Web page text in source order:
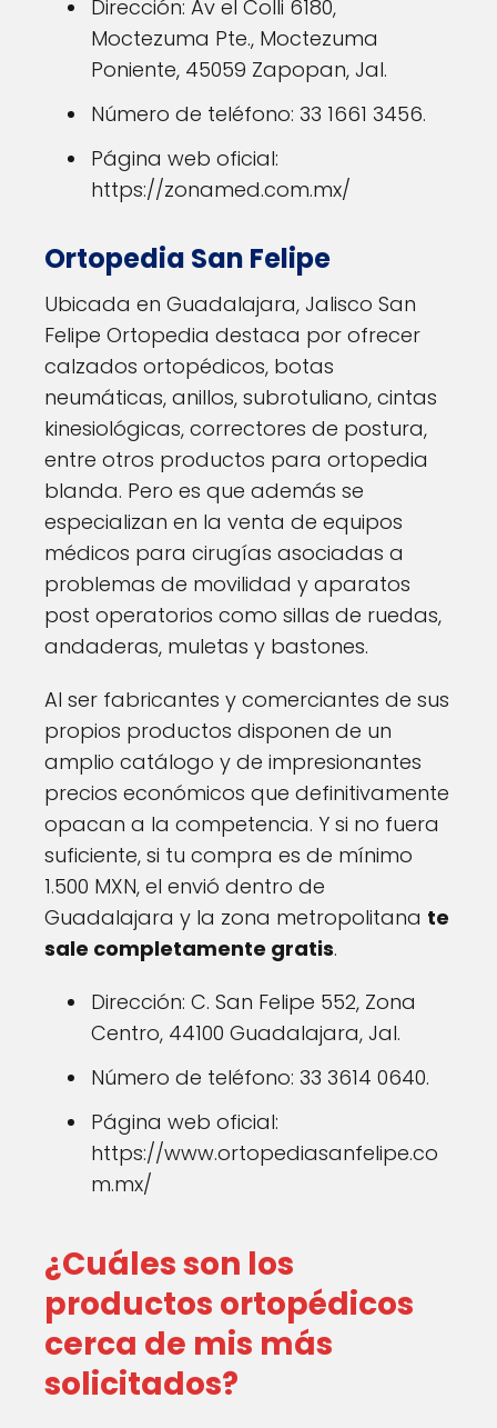
Dirección: Av el Colli 6180,
Moctezuma Pte., Moctezuma
Poniente, 45059 Zapopan, Jal.
Número de teléfono: 33 1661 3456.
Página web oficial:
https://zonamed.com.mx/
Ortopedia San Felipe
Ubicada en Guadalajara, Jalisco San
Felipe Ortopedia destaca por ofrecer
calzados ortopédicos, botas
neumáticas, anillos, subrotuliano, cintas
kinesiológicas, correctores de postura,
entre otros productos para ortopedia
blanda. Pero es que además se
especializan en la venta de equipos
médicos para cirugías asociadas a
problemas de movilidad y aparatos
post operatorios como sillas de ruedas,
andaderas, muletas y bastones.
Al ser fabricantes y comerciantes de sus
propios productos disponen de un
amplio catálogo y de impresionantes
precios económicos que definitivamente
opacan a la competencia. Y si no fuera
suficiente, si tu compra es de mínimo
1.500 MXN, el envió dentro de
Guadalajara y la zona metropolitana te
sale completamente gratis.
Dirección: C. San Felipe 552, Zona
Centro, 44100 Guadalajara, Jal.
Número de teléfono: 33 3614 0640.
Página web oficial:
https://www.ortopediasanfelipe.co
m.mx/
¿Cuáles son los
productos ortopédicos
cerca de mis más
solicitados?